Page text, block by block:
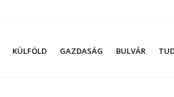
KÜLFÖLD GAZDASÁG BULVÁR